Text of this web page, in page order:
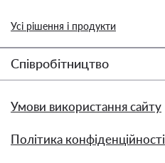
Усі рішення і продукти
Співробітництво
Умови використання сайту
Політика конфіденційності